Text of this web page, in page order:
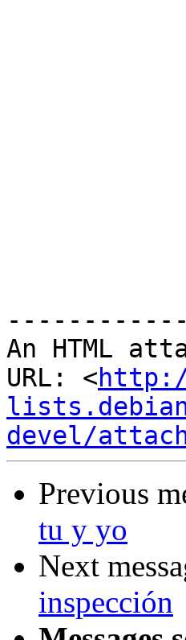
An HTML
URL: <
devel/
Previous
tu y yo
Next
inspección